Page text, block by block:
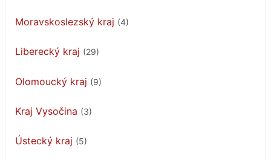
Moravskoslezský kraj (4)
Liberecký kraj (29)
Olomoucký kraj (9)
Kraj Vysočina (3)
Ústecký kraj (5)